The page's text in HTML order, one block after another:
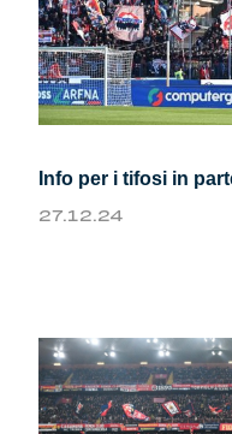
Info per i tifosi in
27.12.24